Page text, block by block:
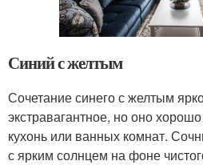
Синий с желтым
Сочетание синего с желтым
экстравагантное, но оно
кухонь или ванных комнат.
с ярким солнцем на фоне